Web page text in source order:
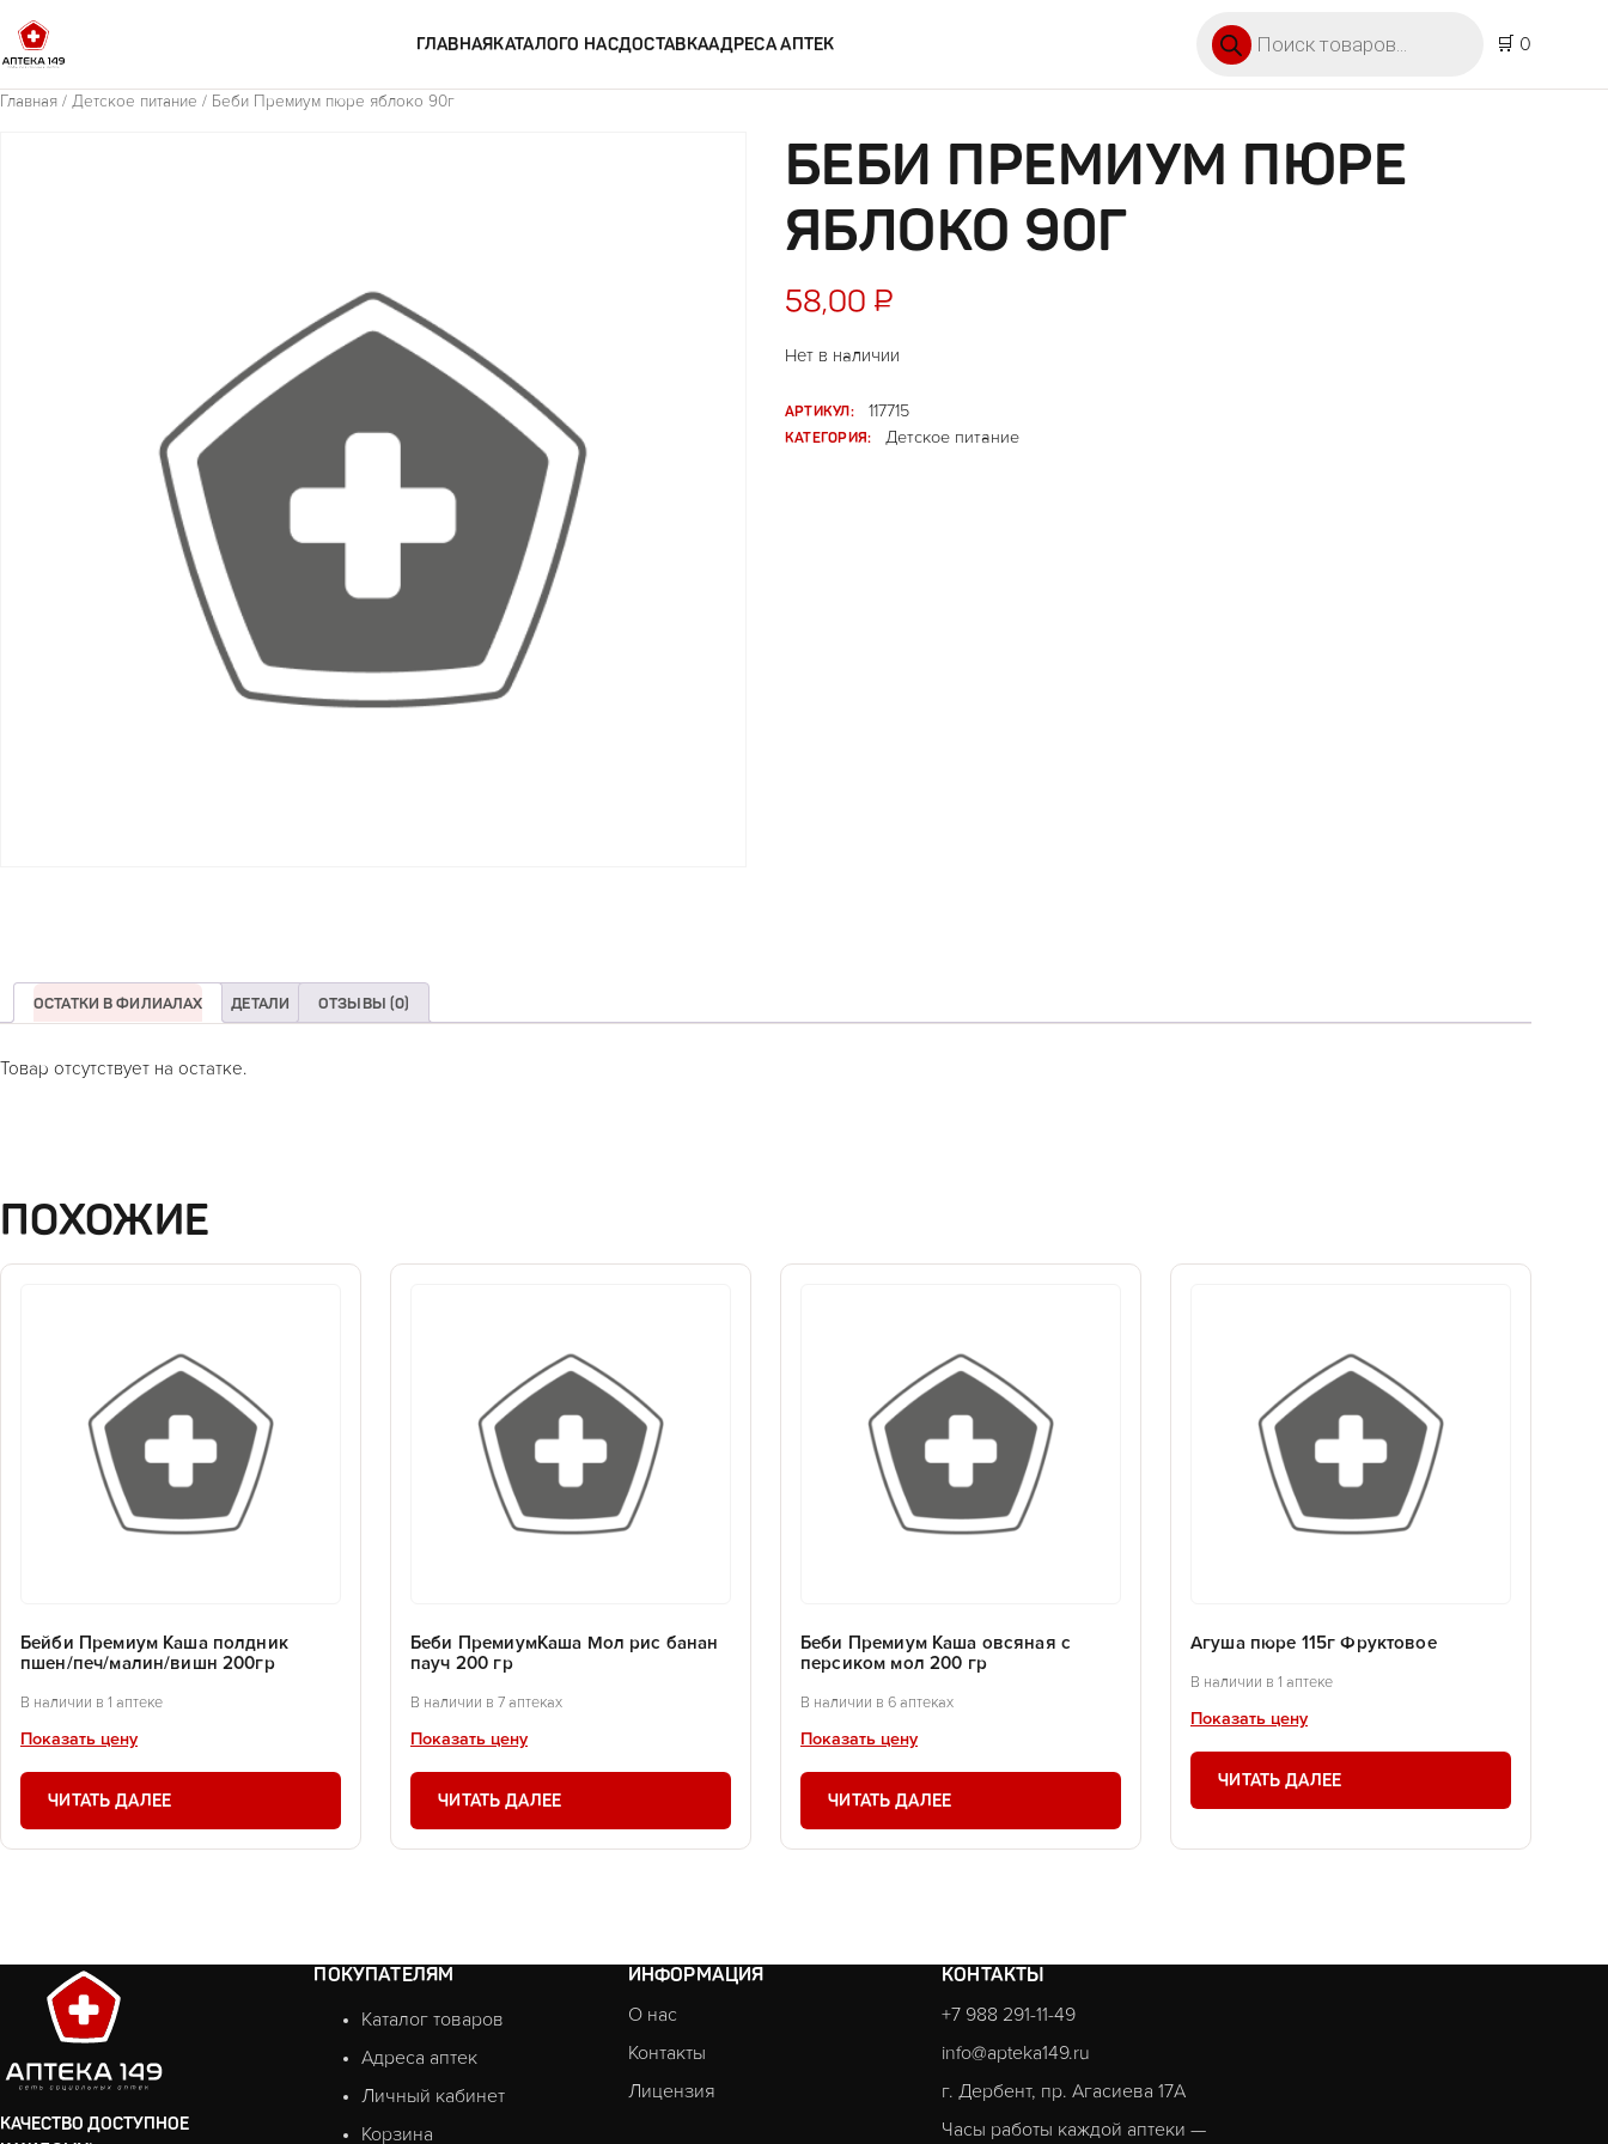
ГЛАВНАЯКАТАЛОГО НАСДОСТАВКААДРЕСА АПТЕК
🛒 0
Главная / Детское питание / Беби Премиум пюре яблоко 90г
БЕБИ ПРЕМИУМ ПЮРЕ
ЯБЛОКО 90Г
58,00 ₽
Нет в наличии
АРТИКУЛ:
117715
КАТЕГОРИЯ:
Детское питание
ОСТАТКИ В ФИЛИАЛАХ ДЕТАЛИ ОТЗЫВЫ (0)
Товар отсутствует на остатке.
ПОХОЖИЕ
Бейби Премиум Каша полдник
пшен/печ/малин/вишн 200гр
В наличии в 1 аптеке
Показать цену
ЧИТАТЬ ДАЛЕЕ
Беби ПремиумКаша Мол рис банан
пауч 200 гр
В наличии в 7 аптеках
Показать цену
ЧИТАТЬ ДАЛЕЕ
Беби Премиум Каша овсяная с
персиком мол 200 гр
В наличии в 6 аптеках
Показать цену
ЧИТАТЬ ДАЛЕЕ
Агуша пюре 115г Фруктовое
В наличии в 1 аптеке
Показать цену
ЧИТАТЬ ДАЛЕЕ
КАЧЕСТВО ДОСТУПНОЕ
ПОКУПАТЕЛЯМ
Каталог товаров
Адреса аптек
Личный кабинет
Корзина
ИНФОРМАЦИЯ
О нас
Контакты
Лицензия
КОНТАКТЫ
+7 988 291-11-49
info@apteka149.ru
г. Дербент, пр. Агасиева 17А
Часы работы каждой аптеки —